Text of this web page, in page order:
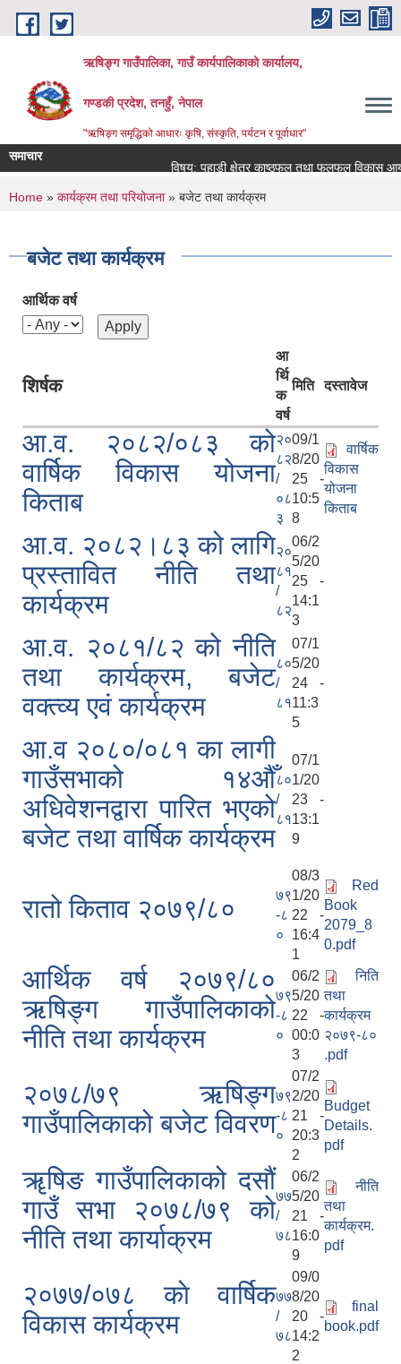
Skip to main content
ऋषिङ्ग गाउँपालिका, गाउँ कार्यपालिकाको कार्यालय,
गण्डकी प्रदेश, तनहुँ, नेपाल
"ऋषिङ्ग समृद्धिको आधारः कृषि, संस्कृति, पर्यटन र पूर्वाधार"
समाचार
विषय: पहाडी क्षेत्र काष्ठफल तथा फलफूल विकास
You are here
Home » कार्यक्रम तथा परियोजना» बजेट तथा कार्यक्रम
बजेट तथा कार्यक्रम
आर्थिक वर्ष
शिर्षक
आ
र्थि
क
वर्ष
मिति दस्तावेज
आ.व. २०८२/०८३ को
वार्षिक विकास योजना
किताब
२०
८२
/
०८
३
09/1
8/20
25 -
10:5
8
वार्षिक
विकास
योजना
किताब
आ.व. २०८२।८३ को लागि
प्रस्तावित नीति तथा
कार्यक्रम
२०
८१
/
८२
06/2
5/20
25 -
14:1
3
आ.व. २०८१/८२ को नीति
तथा कार्यक्रम, बजेट
वक्त्व्य एवं कार्यक्रम
८०
/
८१
07/1
5/20
24 -
11:3
5
आ.व २०८०/०८१ का लागी
गाउँसभाको १४औँ
अधिवेशनद्वारा पारित भएको
बजेट तथा वार्षिक कार्यक्रम
८०
/
८१
07/1
1/20
23 -
13:1
9
रातो किताव २०७९/८०
७९
-८
०
08/3
1/20
22 -
16:4
1
Red
Book
2079_8
0.pdf
आर्थिक वर्ष २०७९/८०
ऋषिङ्ग गाउँपालिकाको
नीति तथा कार्यक्रम
७९
-८
०
06/2
5/20
22 -
00:0
3
निति
तथा
कार्यक्रम
२०७९-८०
.pdf
२०७८/७९ ऋषिङ्ग
गाउँपालिकाको बजेट विवरण
७९
-८
०
07/2
2/20
21 -
20:3
2
Budget
Details.
pdf
ॠषिङ गाउँपालिकाको दसौं
गाउँ सभा २०७८/७९ को
नीति तथा कार्याक्रम
७७
/
७८
06/2
5/20
21 -
16:0
9
नीति
तथा
कार्यक्रम.
pdf
२०७७/०७८ काे वार्षिक
विकास कार्यक्रम
७७
/
७८
09/0
8/20
20 -
14:2
2
final
book.pdf